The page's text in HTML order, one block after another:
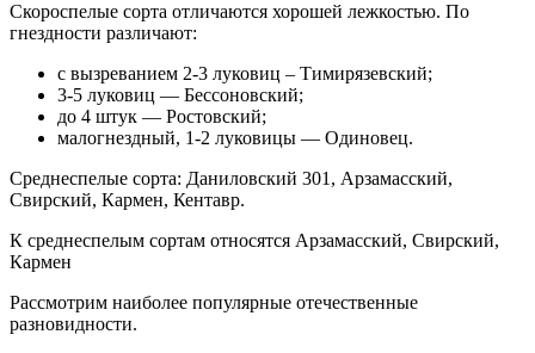
Скороспелые сорта отличаются хорошей лежкостью. По
гнездности различают:
с вызреванием 2-3 луковиц – Тимирязевский;
3-5 луковиц — Бессоновский;
до 4 штук — Ростовский;
малогнездный, 1-2 луковицы — Одиновец.
Среднеспелые сорта: Даниловский 301, Арзамасский,
Свирский, Кармен, Кентавр.
К среднеспелым сортам относятся Арзамасский, Свирский,
Кармен
Рассмотрим наиболее популярные отечественные
разновидности.